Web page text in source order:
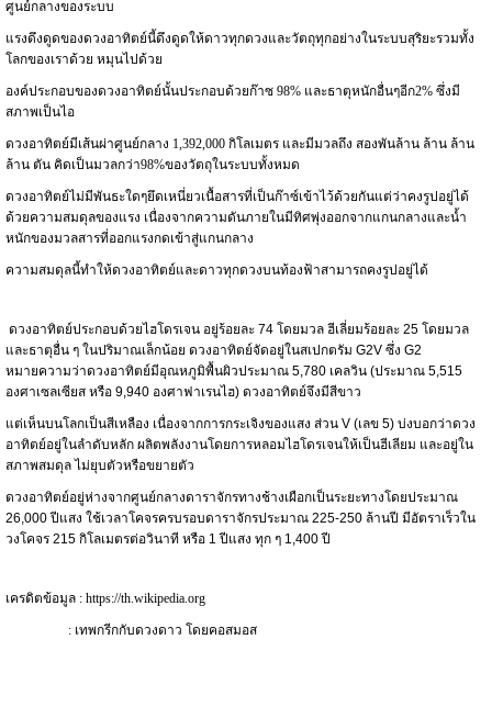
ศูนย์กลางของระบบ
แรงดึงดูดของดวงอาทิตย์นี้ดึงดูดให้ดาวทุกดวงและวัตถุทุกอย่างในระบบสุริยะรวมทั้ง
โลกของเราด้วย หมุนไปด้วย
องค์ประกอบของดวงอาทิตย์นั้นประกอบด้วยก๊าซ 98% และธาตุหนักอื่นๆอีก2% ซึ่งมี
สภาพเป็นไอ
ดวงอาทิตย์มีเส้นผ่าศูนย์กลาง 1,392,000 กิโลเมตร และมีมวลถึง สองพันล้าน ล้าน ล้าน
ล้าน ตัน คิดเป็นมวลกว่า98%ของวัตถุในระบบทั้งหมด
ดวงอาทิตย์ไม่มีพันธะใดๆยึดเหนี่ยวเนื้อสารที่เป็นก๊าซ์เข้าไว้ด้วยกันแต่ว่าคงรูปอยู่ได้
ด้วยความสมดุลของแรง เนื่องจากความดันภายในมีทิศพุ่งออกจากแกนกลางและน้ำ
หนักของมวลสารที่ออกแรงกดเข้าสู่แกนกลาง
ความสมดุลนี้ทำให้ดวงอาทิตย์และดาวทุกดวงบนท้องฟ้าสามารถคงรูปอยู่ได้
ดวงอาทิตย์ประกอบด้วยไฮโดรเจน อยู่ร้อยละ 74 โดยมวล ฮีเลี่ยมร้อยละ 25 โดยมวล
และธาตุอื่น ๆ ในปริมาณเล็กน้อย ดวงอาทิตย์จัดอยู่ในสเปกตรัม G2V ซึ่ง G2
หมายความว่าดวงอาทิตย์มีอุณหภูมิพื้นผิวประมาณ 5,780 เคลวิน (ประมาณ 5,515
องศาเซลเซียส หรือ 9,940 องศาฟาเรนไฮ) ดวงอาทิตย์จึงมีสีขาว
แต่เห็นบนโลกเป็นสีเหลือง เนื่องจากการกระเจิงของแสง ส่วน V (เลข 5) บ่งบอกว่าดวง
อาทิตย์อยู่ในลำดับหลักผลิตพลังงานโดยการหลอมไฮโดรเจนให้เป็นฮีเลียม และอยู่ใน
สภาพสมดุล ไม่ยุบตัวหรือขยายตัว
ดวงอาทิตย์อยู่ห่างจากศูนย์กลางดาราจักรทางช้างเผือกเป็นระยะทางโดยประมาณ
26,000 ปีแสง ใช้เวลาโคจรครบรอบดาราจักรประมาณ 225-250 ล้านปี มีอัตราเร็วใน
วงโคจร 215 กิโลเมตรต่อวินาที หรือ 1 ปีแสง ทุก ๆ 1,400 ปี
เครดิตข้อมูล : https://th.wikipedia.org
: เทพกรีกกับดวงดาว โดยคอสมอส